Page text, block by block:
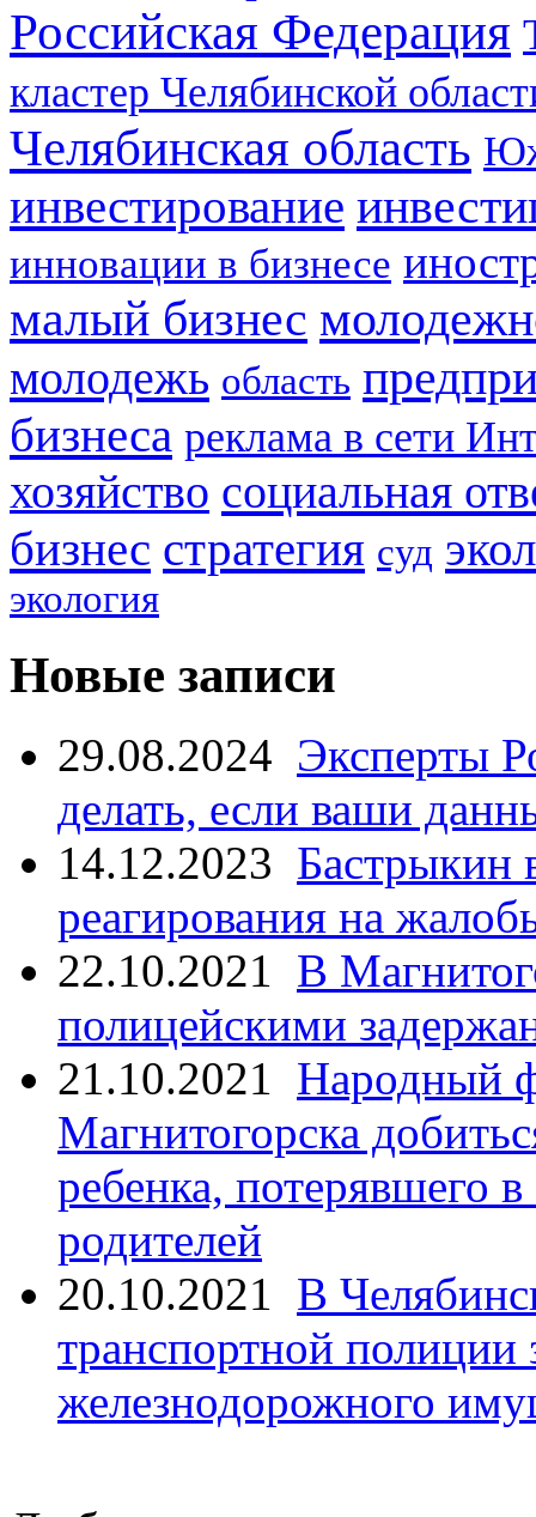
Российская Федерация
кластер Челябинской
Челябинская область
инвестирование
инновации в бизнесе
малый бизнес
молодежь область
бизнеса реклама в сети
хозяйство социальная
бизнес стратегия суд
экология
Новые записи
29.08.2024 Эксперты
делать, если ваши
14.12.2023 Бастрыкин
реагирования на
22.10.2021 В
полицейскими
21.10.2021 Народный
Магнитогорска
ребенка, потерявшего
родителей
20.10.2021 В
транспортной
железнодорожного